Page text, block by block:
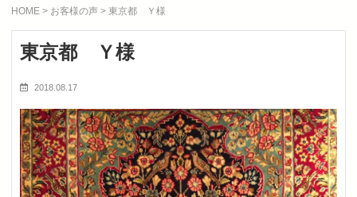
HOME > お客様の声 >東京都 Ｙ様
東京都 Ｙ様
2018.08.17